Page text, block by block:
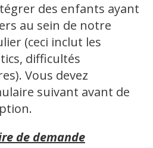
des enfants ayant
au sein de notre
(ceci inclut les
difficultés
Vous devez
suivant avant de
de demande